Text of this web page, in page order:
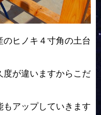
ヒノキ４寸角の土台
が違いますからこだ
もアップしていきます